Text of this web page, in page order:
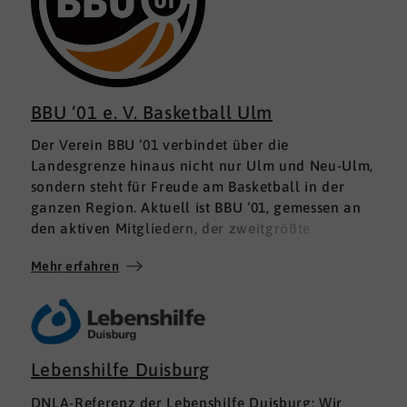
BBU ‘01 e. V. Basketball Ulm
Der Verein BBU ‘01 verbindet über die
Landesgrenze hinaus nicht nur Ulm und Neu-Ulm,
sondern steht für Freude am Basketball in der
ganzen Region. Aktuell ist BBU ‘01, gemessen an
den aktiven Mitgliedern, der zweitgrößte
verfolgt der Verein das Ziel, über 1000 aktive
Mitglieder für unseren Verein zu begeistern.
Getreu unserem Motto „WE ARE ONE“ liegt uns
allem auch unsere Jugendarbeit sehr am Herzen.
Auf die Förderung von Nachwuchsspielern wird
Mehr erfahren
Lebenshilfe Duisburg
DNLA-Referenz der Lebenshilfe Duisburg: Wir